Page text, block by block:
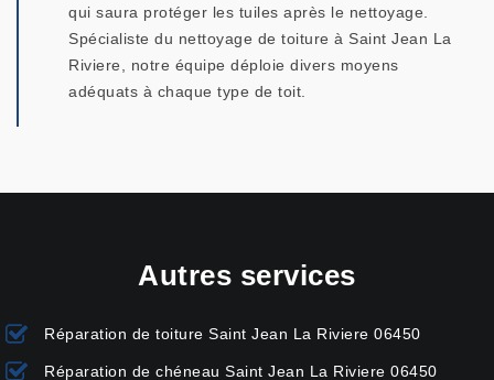
qui saura protéger les tuiles après le nettoyage.
Spécialiste du nettoyage de toiture à Saint Jean La
Riviere, notre équipe déploie divers moyens
adéquats à chaque type de toit.
Autres services
Réparation de toiture Saint Jean La Riviere 06450
Réparation de chéneau Saint Jean La Riviere 06450